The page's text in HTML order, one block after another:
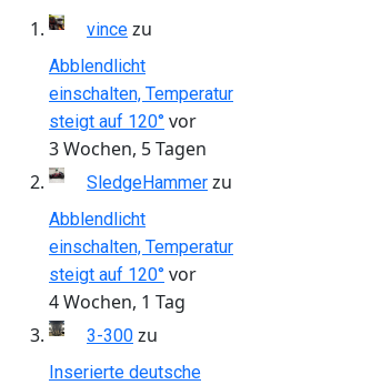
vince zu
Abblendlicht
einschalten, Temperatur
steigt auf 120° vor
3 Wochen, 5 Tagen
SledgeHammer zu
Abblendlicht
einschalten, Temperatur
steigt auf 120° vor
4 Wochen, 1 Tag
3-300 zu
Inserierte deutsche